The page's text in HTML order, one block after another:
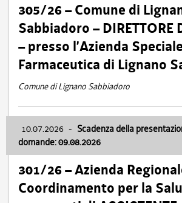
305/26 – Comune di
Sabbiadoro – DIRETTORE
– presso l’Azienda Speciale
Farmaceutica di Lignano
Comune di Lignano Sabbiadoro
10.07.2026 - Scadenza della
domande: 09.08.2026
301/26 – Azienda
Coordinamento per la